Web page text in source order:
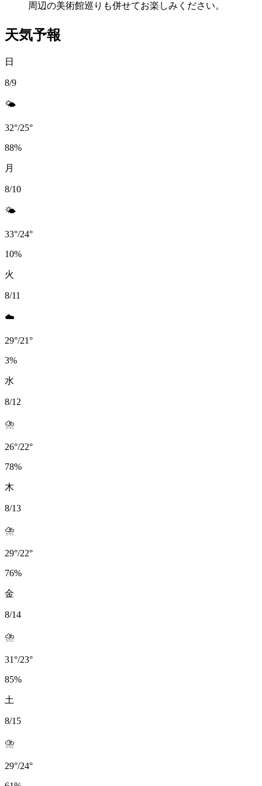
周辺の美術館巡りも併せてお楽しみください。
天気予報
日
8/9
🌤️
32°/25°
88%
月
8/10
🌤️
33°/24°
10%
火
8/11
☁️
29°/21°
3%
水
8/12
⛈️
26°/22°
78%
木
8/13
⛈️
29°/22°
76%
金
8/14
⛈️
31°/23°
85%
土
8/15
⛈️
29°/24°